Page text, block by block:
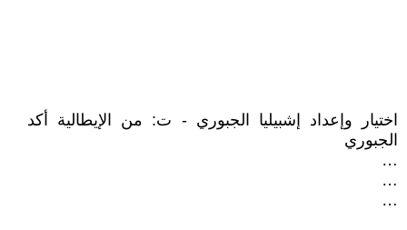
اختيار وإعداد إشبيليا الجبوري - ت: من الإيطالية أكد
الجبوري
…
…
…